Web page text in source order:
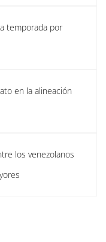
temporada por
en la alineación
los venezolanos